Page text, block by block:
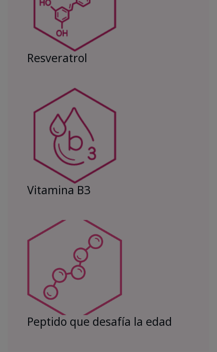
Resveratrol
Vitamina B3
Peptido que desafía la edad